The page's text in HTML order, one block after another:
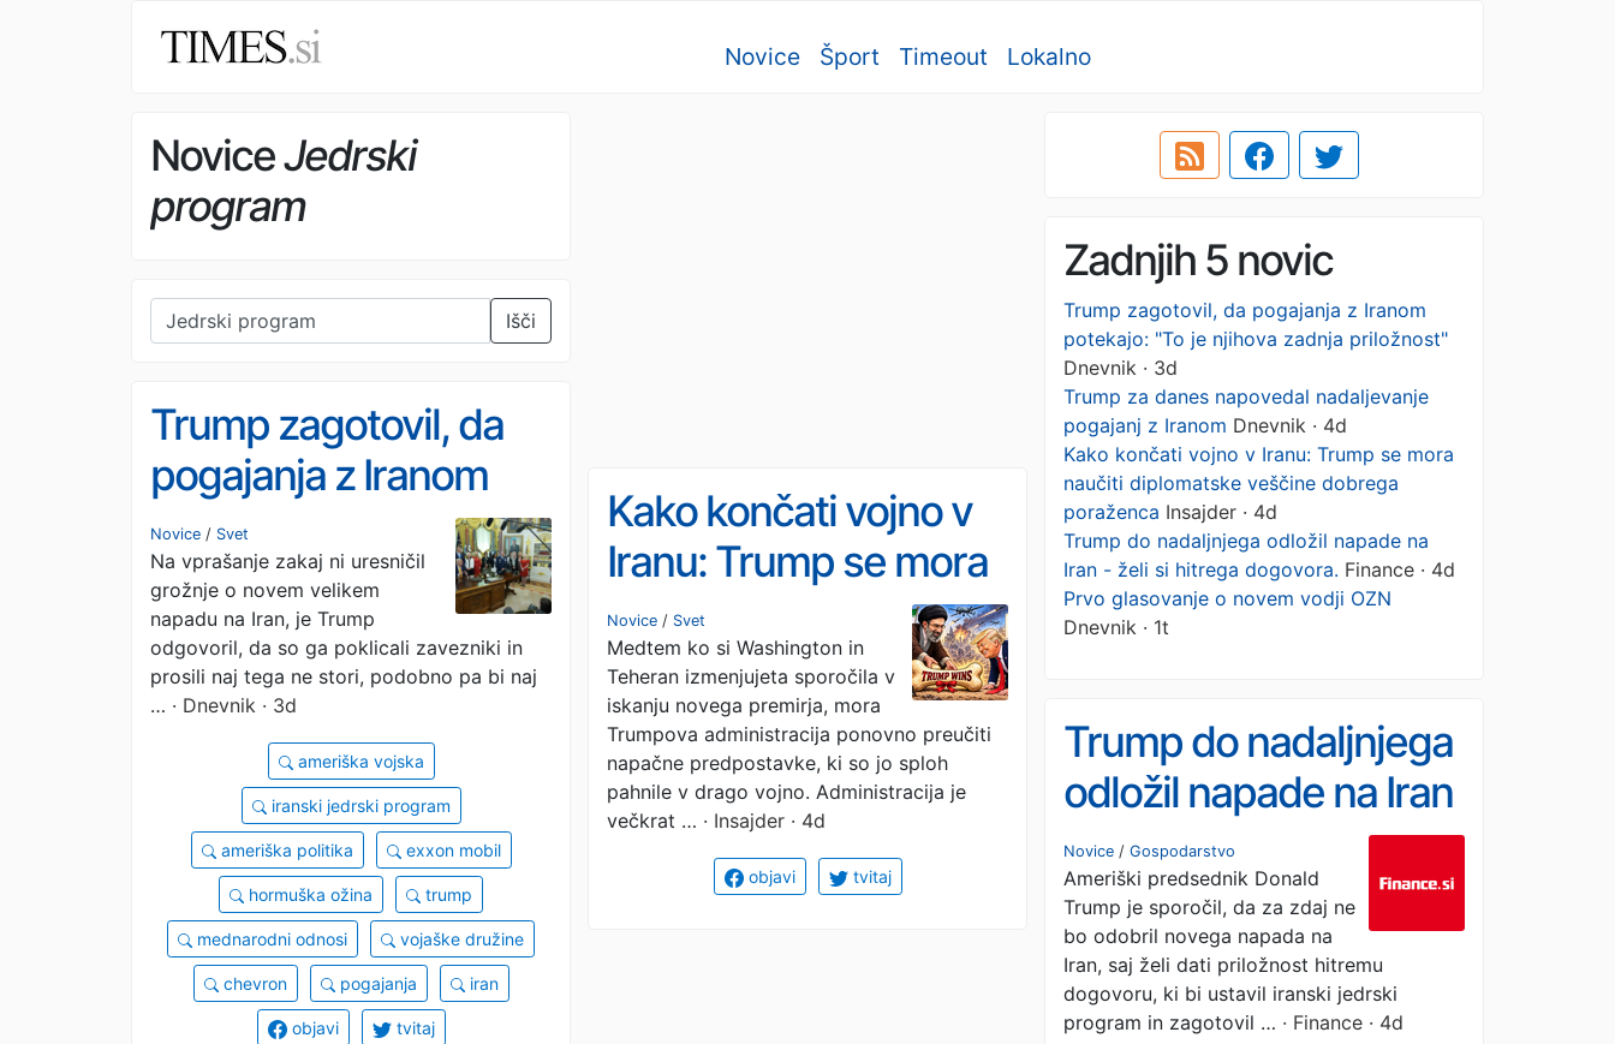
Novice Šport Timeout Lokalno
NoviceJedrski
program
Išči
Zadnjih 5 novic
Trump zagotovil, da pogajanja z Iranom
potekajo: "To je njihova zadnja priložnost"
Dnevnik · 3d
Trump za danes napovedal nadaljevanje
pogajanj z Iranom Dnevnik · 4d
Kako končati vojno v Iranu: Trump se mora
naučiti diplomatske veščine dobrega
poraženca Insajder · 4d
Trump do nadaljnjega odložil napade na
Iran - želi si hitrega dogovora. Finance · 4d
Prvo glasovanje o novem vodji OZN
Dnevnik · 1t
Trump zagotovil, da
pogajanja z Iranom
potekajo: "To je
njihova zadnja
priložnost"
Novice / Svet
Na vprašanje zakaj ni uresničil
grožnje o novem velikem
napadu na Iran, je Trump
odgovoril, da so ga poklicali zavezniki in
prosili naj tega ne stori, podobno pa bi naj
… · Dnevnik · 3d
ameriška vojska
iranski jedrski program
ameriška politika exxon mobil
hormuška ožina trump
mednarodni odnosi vojaške družine
chevron pogajanja iran
objavi tvitaj
Kako končati vojno v
Iranu: Trump se mora
naučiti diplomatske
veščine dobrega
poraženca
Novice / Svet
Medtem ko si Washington in
Teheran izmenjujeta sporočila v
iskanju novega premirja, mora
Trumpova administracija ponovno preučiti
napačne predpostavke, ki so jo sploh
pahnile v drago vojno. Administracija je
večkrat … · Insajder · 4d
objavi tvitaj
Trump do nadaljnjega
odložil napade na Iran
- želi si hitrega
dogovora.
Novice / Gospodarstvo
Ameriški predsednik Donald
Trump je sporočil, da za zdaj ne
bo odobril novega napada na
Iran, saj želi dati priložnost hitremu
dogovoru, ki bi ustavil iranski jedrski
program in zagotovil … · Finance · 4d